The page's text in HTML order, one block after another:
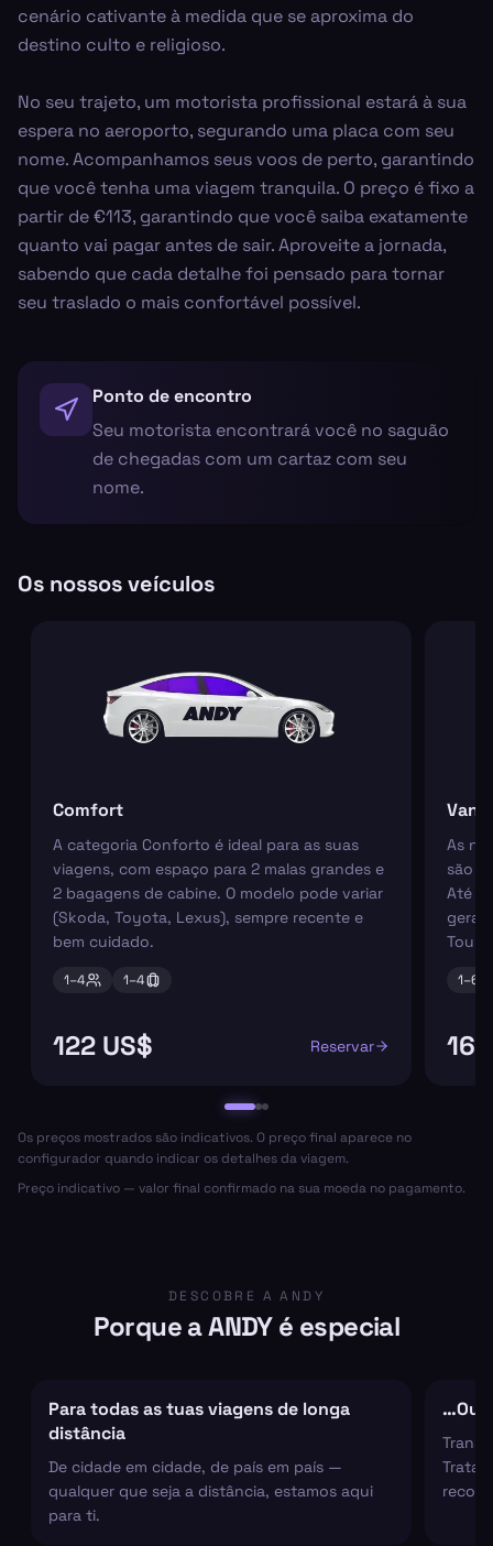
cenário cativante à medida que se aproxima do
destino culto e religioso.
No seu trajeto, um motorista profissional estará à sua
espera no aeroporto, segurando uma placa com seu
nome. Acompanhamos seus voos de perto, garantindo
que você tenha uma viagem tranquila. O preço é fixo a
partir de €113, garantindo que você saiba exatamente
quanto vai pagar antes de sair. Aproveite a jornada,
sabendo que cada detalhe foi pensado para tornar
seu traslado o mais confortável possível.
Ponto de encontro
Seu motorista encontrará você no saguão
de chegadas com um cartaz com seu
nome.
Os nossos veículos
Comfort
A categoria Conforto é ideal para as suas
viagens, com espaço para 2 malas grandes e
2 bagagens de cabine. O modelo pode variar
(Skoda, Toyota, Lexus), sempre recente e
bem cuidado.
1–4 1–4
122 US$ Reservar
Van
As
são
Até 6
1–6
Os preços mostrados são indicativos. O preço final aparece no
configurador quando indicar os detalhes da viagem.
Preço indicativo — valor final confirmado na sua moeda no pagamento.
DESCOBRE A ANDY
Porque a ANDY é especial
Para todas as tuas viagens de longa
distância
De cidade em cidade, de país em país —
qualquer que seja a distância, estamos aqui
para ti.
…Ou